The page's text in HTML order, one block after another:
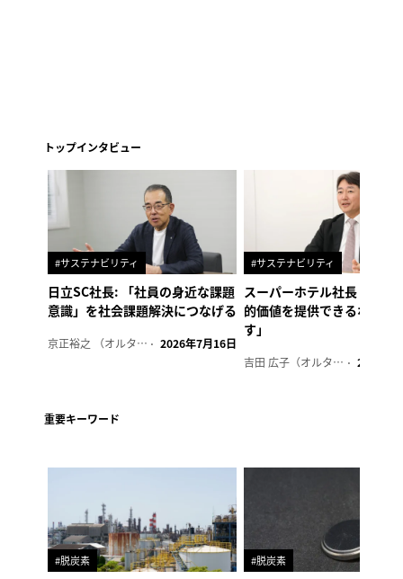
トップインタビュー
#サステナビリティ
日立SC社長: 「社員の身近な課題
意識」を社会課題解決につなげる
京正裕之 （オルタナ副編集長） 2026年7月16日
#サステナビリティ
スーパーホテル社長「地域
的価値を提供できるホテル
す」
吉田 広子（オルタナ輪番編集長） 2026年6
重要キーワード
#脱炭素 #脱炭素